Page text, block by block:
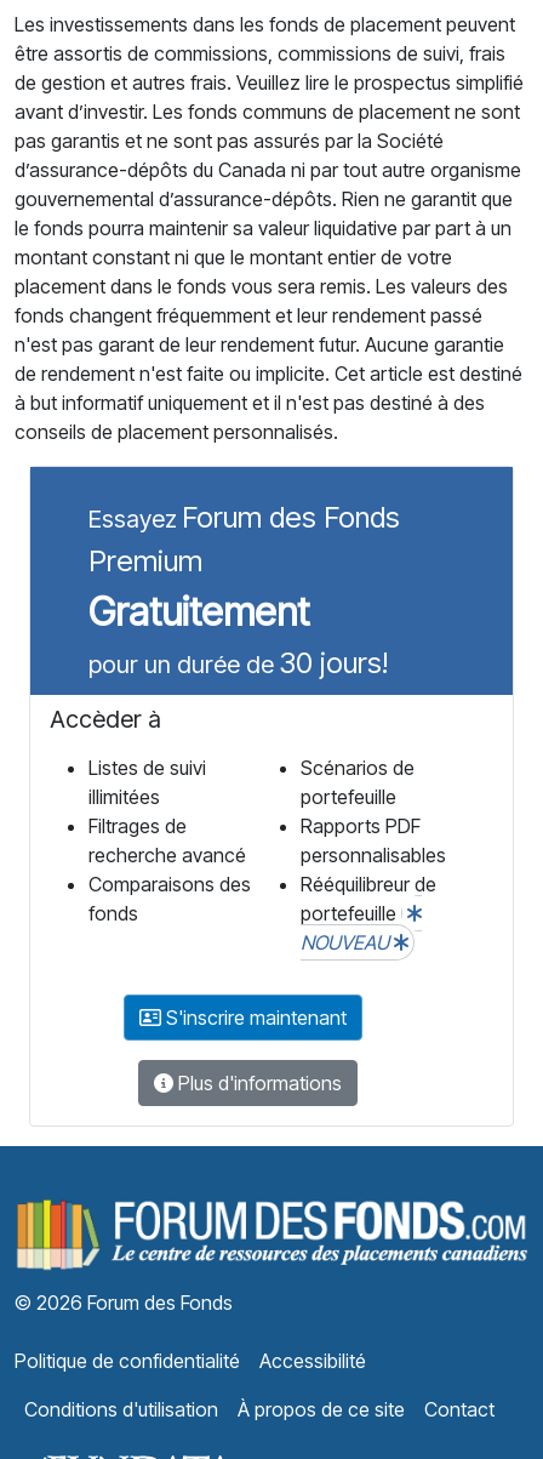
Les investissements dans les fonds de placement peuvent
être assortis de commissions, commissions de suivi, frais
de gestion et autres frais. Veuillez lire le prospectus simplifié
avant d’investir. Les fonds communs de placement ne sont
pas garantis et ne sont pas assurés par la Société
d’assurance-dépôts du Canada ni par tout autre organisme
gouvernemental d’assurance-dépôts. Rien ne garantit que
le fonds pourra maintenir sa valeur liquidative par part à un
montant constant ni que le montant entier de votre
placement dans le fonds vous sera remis. Les valeurs des
fonds changent fréquemment et leur rendement passé
n'est pas garant de leur rendement futur. Aucune garantie
de rendement n'est faite ou implicite. Cet article est destiné
à but informatif uniquement et il n'est pas destiné à des
conseils de placement personnalisés.
Essayez Forum des Fonds
Premium
Gratuitement
pour un durée de 30 jours!
Accèder à
Listes de suivi
illimitées
Filtrages de
recherche avancé
Comparaisons des
fonds
Scénarios de
portefeuille
Rapports PDF
personnalisables
Rééquilibreur de
portefeuille
NOUVEAU
S'inscrire maintenant
Plus d'informations
© 2026 Forum des Fonds
Politique de confidentialité
Accessibilité
Conditions d'utilisation
À propos de ce site Contact